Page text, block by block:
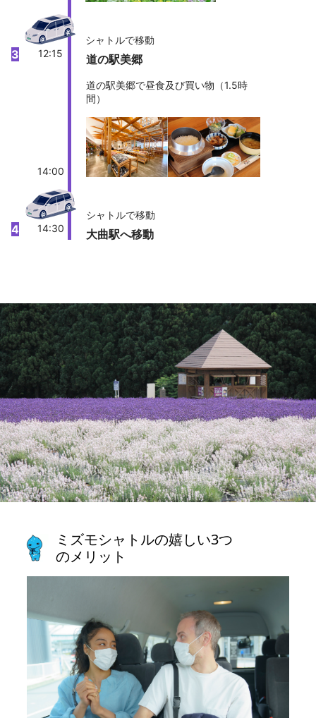
シャトルで移動
3 12:15
14:00
道の駅美郷
道の駅美郷で昼食及び買い物（1.5時
間）
シャトルで移動
4 14:30 大曲駅へ移動
ミズモシャトルの嬉しい3つ
のメリット